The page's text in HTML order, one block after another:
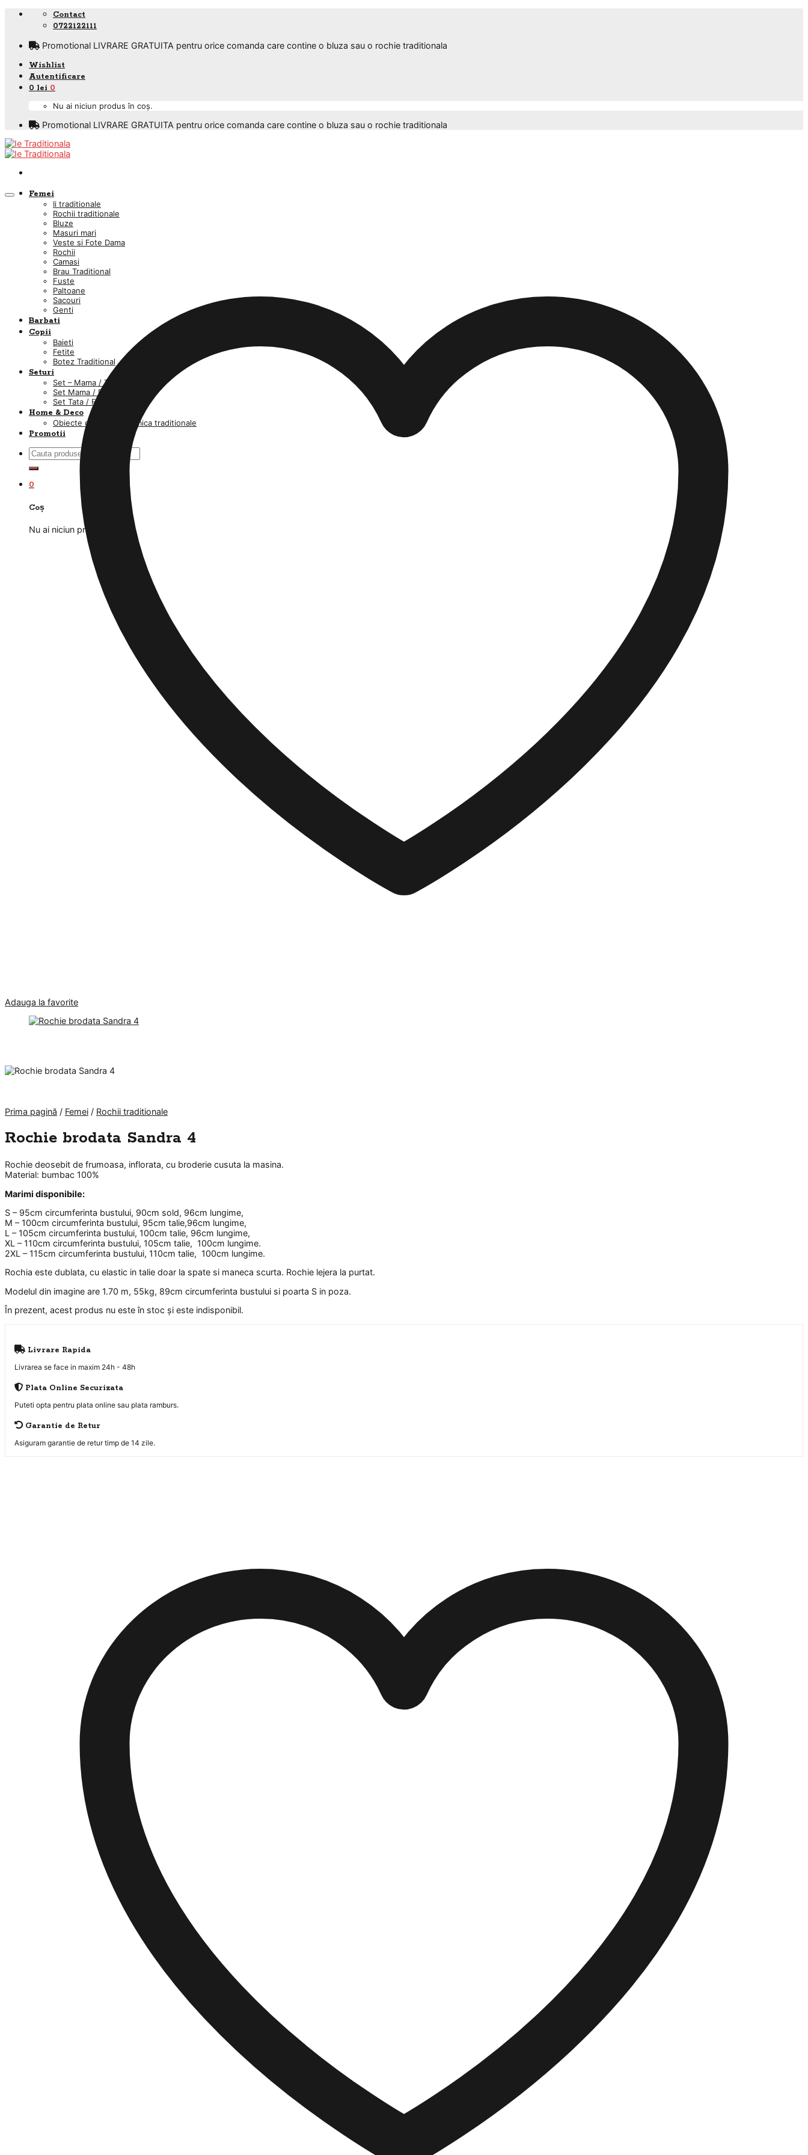
Skip
Contact
0722122111
Promotional LIVRARE GRATUITA pentru orice comanda care contine o bluza sau o rochie traditionala
Wishlist
Autentificare
0 lei 0
Nu ai niciun produs în coș.
Promotional LIVRARE GRATUITA pentru orice comanda care contine o bluza sau o rochie traditionala
Femei
Ii traditionale
Rochii traditionale
Bluze
Masuri mari
Veste si Fote Dama
Rochii
Camasi
Brau Traditional
Fuste
Paltoane
Sacouri
Genti
Barbati
Copii
Baieti
Fetite
Botez Traditional
Seturi
Set – Mama / Tata / fiica / fiu
Set Mama / Fiica
Set Tata / Fiu
Home & Deco
Obiecte din lut si ceramica traditionale
Promotii
Caută
după:
0
Coș
Nu ai niciun produs în coș.
Adauga la favorite
Prima pagină / Femei / Rochii traditionale
Rochie brodata Sandra 4
Rochie deosebit de frumoasa, inflorata, cu broderie cusuta la masina.
Material: bumbac 100%
Marimi disponibile:
S – 95cm circumferinta bustului, 90cm sold, 96cm lungime,
M – 100cm circumferinta bustului, 95cm talie,96cm lungime,
L – 105cm circumferinta bustului, 100cm talie, 96cm lungime,
XL – 110cm circumferinta bustului, 105cm talie, 100cm lungime.
2XL – 115cm circumferinta bustului, 110cm talie, 100cm lungime.
Rochia este dublata, cu elastic in talie doar la spate si maneca scurta. Rochie lejera la purtat.
Modelul din imagine are 1.70 m, 55kg, 89cm circumferinta bustului si poarta S in poza.
În prezent, acest produs nu este în stoc și este indisponibil.
Livrare Rapida
Livrarea se face in maxim 24h - 48h
Plata Online Securizata
Puteti opta pentru plata online sau plata ramburs.
Garantie de Retur
Asiguram garantie de retur timp de 14 zile.